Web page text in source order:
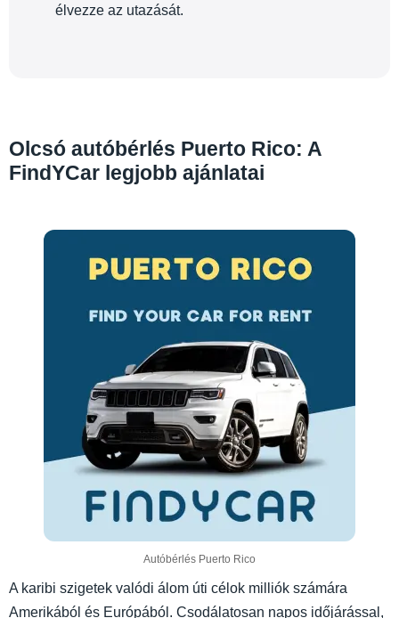
élvezze az utazását.
Olcsó autóbérlés Puerto Rico: A
FindYCar legjobb ajánlatai
Autóbérlés Puerto Rico
A karibi szigetek valódi álom úti célok milliók számára
Amerikából és Európából. Csodálatosan napos időjárással,